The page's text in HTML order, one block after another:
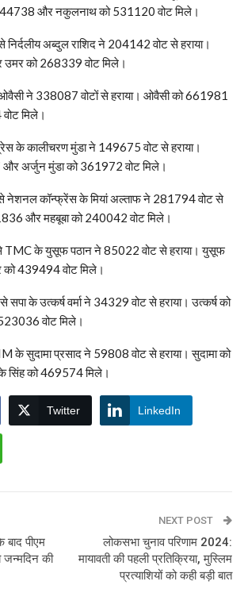
644738 और नकुलनाथ को 531120 वोट मिले।
निर्दलीय अब्दुल राशिद ने 204142 वोट से हराया।
को 268339 वोट मिले।
ने 338087 वोटों से हराया। ओवैसी को 661981
मिले।
के कालीचरण मुंडा ने 149675 वोट से हराया।
अर्जुन मुंडा को 361972 वोट मिले।
नेशनल कॉन्फ्रेंस के मियां अल्ताफ ने 281794 वोट से
और महबूबा को 240042 वोट मिले।
TMC के युसूफ पठान ने 85022 वोट से हराया। युसूफ
439494 वोट मिले।
सपा के उत्कर्ष वर्मा ने 34329 वोट से हराया। उत्कर्ष को
वोट मिले।
के सुदामा प्रसाद ने 59808 वोट से हराया। सुदामा को
को 469574 मिले।
Twitter LinkedIn
पीएम
जन्मदिन की
NEXT POST
लोकसभा चुनाव परिणाम 2024:
मायावती की पहली प्रतिक्रिया, मुस्लिम
प्रत्‍याशियों को कही बड़ी बात